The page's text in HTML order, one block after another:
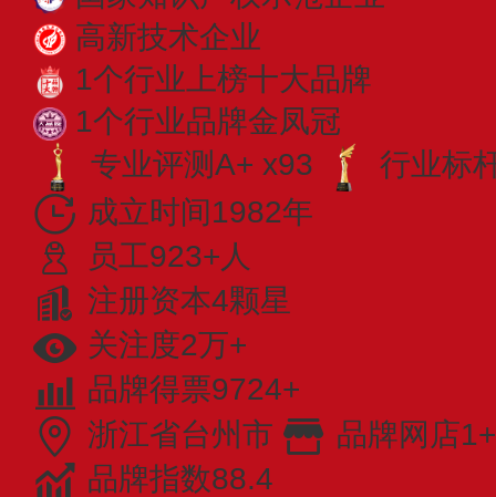
高新技术企业
1个行业上榜十大品牌
1个行业品牌金凤冠
专业评测A+ x93
行业标
成立时间1982年
员工923+人
注册资本4颗星
关注度2万+
品牌得票9724+
浙江省台州市
品牌网店1+
品牌指数88.4